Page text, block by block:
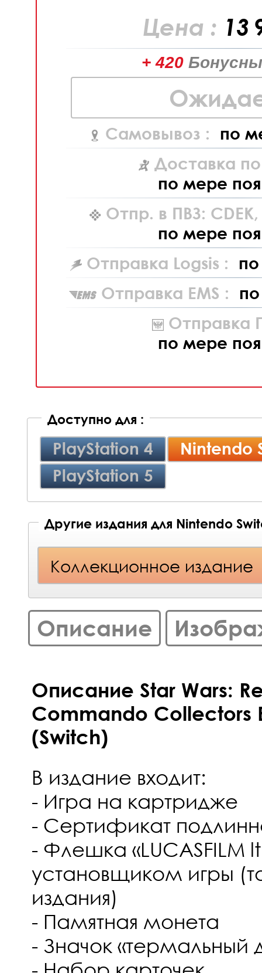
Цена : 13
+ 420
Самовывоз : по
Доставка
по мере
Отпр. в ПВЗ: CDEK,
по мере
Отправка Logsis :
Отправка EMS :
Отправка
по мере
Доступно для :
PlayStation 4
Nintendo
PlayStation 5
Другие издания для Nintendo
Коллекционное издание
Описание
Описание Star Wars:
Commando Collectors
(Switch)
В издание входит:
- Игра на картридже
- Сертификат
- Флешка «LUCASFILM
установщиком игры
издания)
- Памятная монета
- Значок «термальный